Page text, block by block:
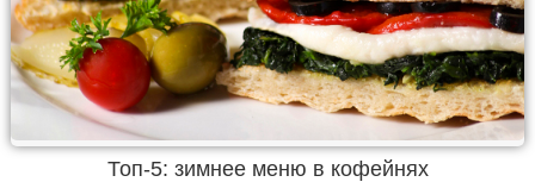
Топ-5: зимнее меню в кофейнях